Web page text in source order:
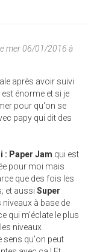
mer 06/01/2016 à
après avoir suivi
est énorme et si je
pour qu'on se
papy qui dit des
: Paper Jam qui est
pour moi mais
que des fois les
et aussi Super
niveaux à base de
qui m'éclate le plus
niveaux
sens qu'on peut